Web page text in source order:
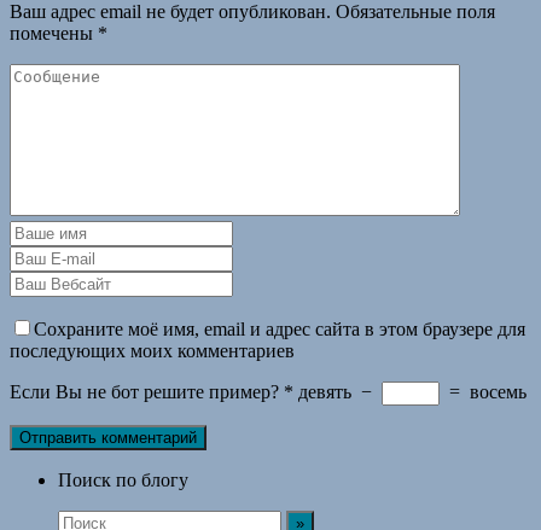
Ваш адрес email не будет опубликован. Обязательные поля
помечены *
Сохраните моё имя, email и адрес сайта в этом браузере для
последующих моих комментариев
Если Вы не бот решите пример? * девять − = восемь
Поиск по блогу